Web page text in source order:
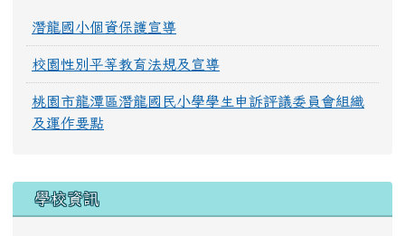
潛龍國小個資保護宣導
校園性別平等教育法規及宣導
桃園市龍潭區潛龍國民小學學生申訴評議委員會組織
及運作要點
學校資訊